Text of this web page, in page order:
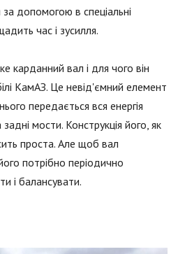
допомогою в спеціальні
час і зусилля.
карданний вал і для чого він
КамАЗ. Це невід'ємний елемент
передається вся енергія
мости. Конструкція його, як
проста. Але щоб вал
потрібно періодично
і балансувати.